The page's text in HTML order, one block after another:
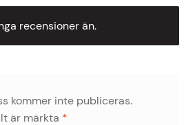
recensioner än.
kommer inte publiceras.
är märkta *